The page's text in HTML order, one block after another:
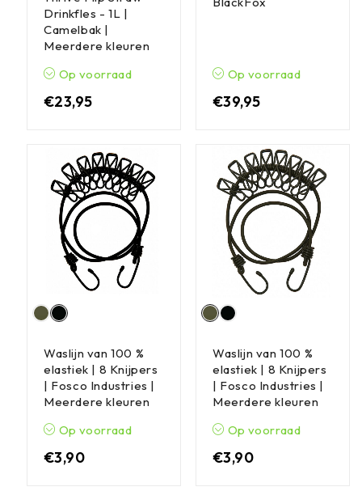
Drinkfles - 1L |
Camelbak |
Meerdere kleuren
Op voorraad
€23,95
Op voorraad
€39,95
Waslijn van 100 %
elastiek | 8 Knijpers
| Fosco Industries |
Meerdere kleuren
Op voorraad
€3,90
Waslijn van 100 %
elastiek | 8 Knijpers
| Fosco Industries |
Meerdere kleuren
Op voorraad
€3,90